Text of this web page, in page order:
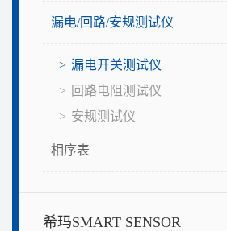
漏电/回路/安规测试仪
漏电开关测试仪
回路电阻测试仪
安规测试仪
相序表
希玛SMART SENSOR